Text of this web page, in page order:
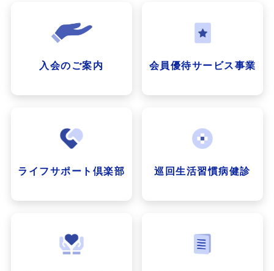
入会のご案内 会員優待サービス事業
ライフサポート倶楽部 巡回生活習慣病健診